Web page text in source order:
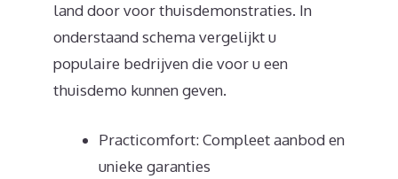
land door voor thuisdemonstraties. In
onderstaand schema vergelijkt u
populaire bedrijven die voor u een
thuisdemo kunnen geven.
Practicomfort: Compleet aanbod en
unieke garanties